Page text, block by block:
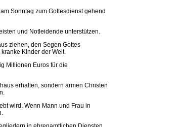
Sonntag zum Gottesdienst gehend
und Notleidende unterstützen.
ziehen, den Segen Gottes
Kinder der Welt.
Millionen Euros für die
erhalten, sondern armen Christen
wird. Wenn Mann und Frau in